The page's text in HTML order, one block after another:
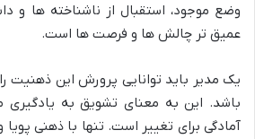
وضع موجود، استقبال از ناشناخته ها و
عمیق تر چالش ها و فرصت ها است.
یک مدیر باید توانایی پرورش این ذهنیت
باشد. این به معنای تشویق به یادگیری
آمادگی برای تغییر است. تنها با ذهنی